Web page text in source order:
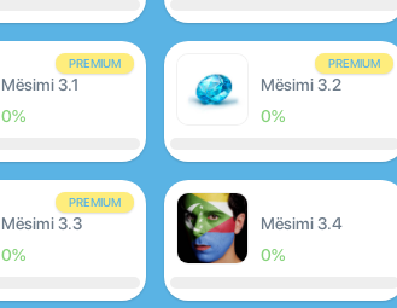
PREMIUM
Mësimi 3.1
0%
PREMIUM
Mësimi 3.2
0%
PREMIUM
Mësimi 3.3
0%
Mësimi 3.4
0%